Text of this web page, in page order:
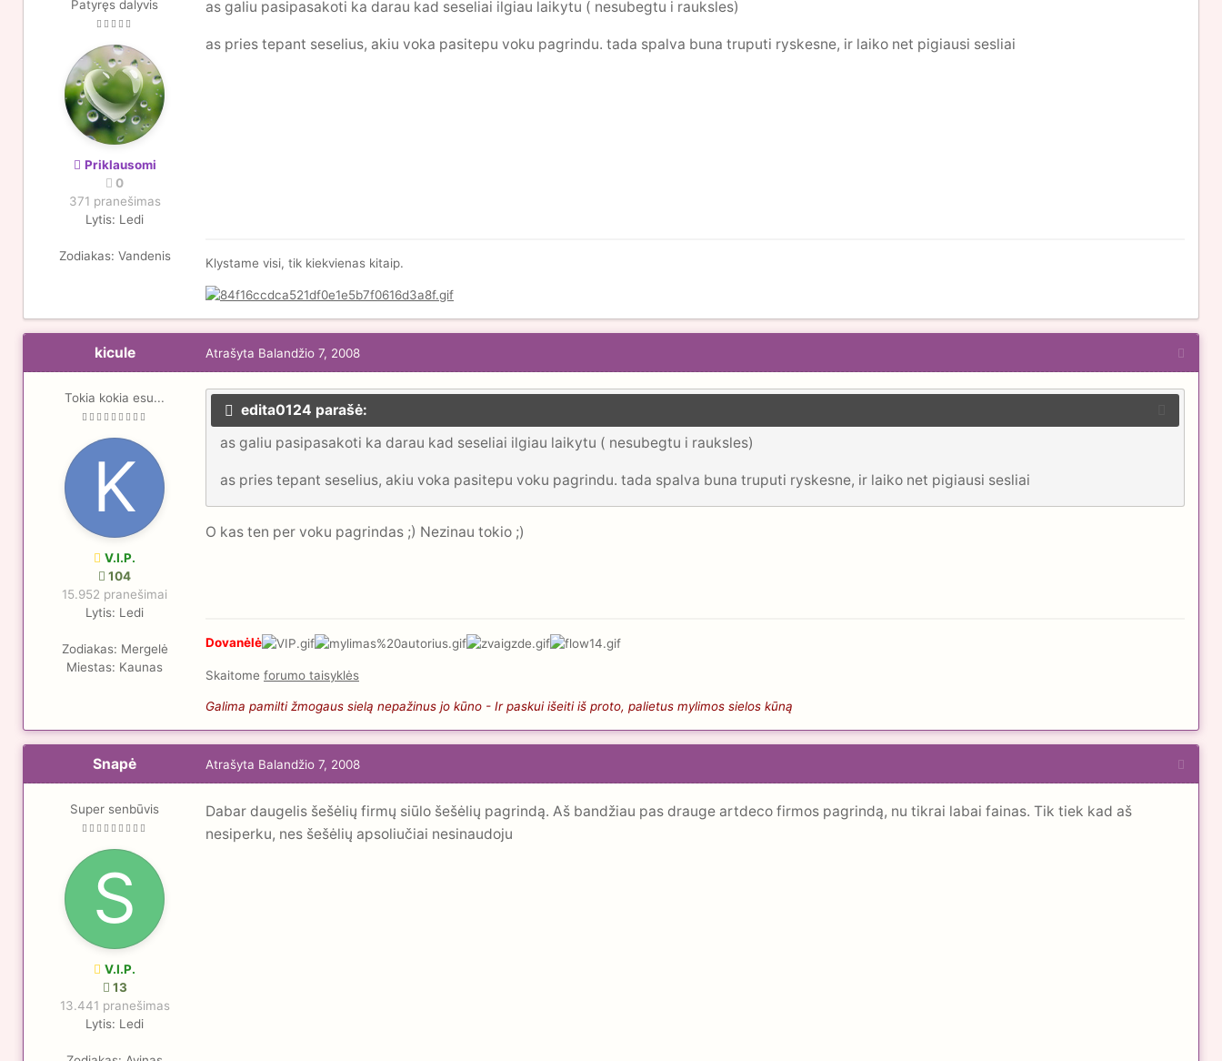
Patyręs dalyvis
Priklausomi
0
371 pranešimas
Lytis: Ledi
Zodiakas: Vandenis
as galiu pasipasakoti ka darau kad seseliai ilgiau laikytu ( nesubegtu i rauksles)
as pries tepant seselius, akiu voka pasitepu voku pagrindu. tada spalva buna truputi ryskesne, ir laiko net pigiausi sesliai
Klystame visi, tik kiekvienas kitaip.
kicule
Tokia kokia esu...
V.I.P.
104
15.952 pranešimai
Lytis: Ledi
Zodiakas: Mergelė
Miestas: Kaunas
Atrašyta Balandžio 7, 2008
edita0124 parašė:
as galiu pasipasakoti ka darau kad seseliai ilgiau laikytu ( nesubegtu i rauksles)
as pries tepant seselius, akiu voka pasitepu voku pagrindu. tada spalva buna truputi ryskesne, ir laiko net pigiausi sesliai
O kas ten per voku pagrindas ;) Nezinau tokio ;)
Dovanėlė
Skaitome forumo taisyklės
Galima pamilti žmogaus sielą nepažinus jo kūno - Ir paskui išeiti iš proto, palietus mylimos sielos kūną
Snapė
Super senbūvis
V.I.P.
13
13.441 pranešimas
Lytis: Ledi
Atrašyta Balandžio 7, 2008
Dabar daugelis šešėlių firmų siūlo šešėlių pagrindą. Aš bandžiau pas drauge artdeco firmos pagrindą, nu tikrai labai fainas. Tik tiek kad aš
nesiperku, nes šešėlių apsoliučiai nesinaudoju